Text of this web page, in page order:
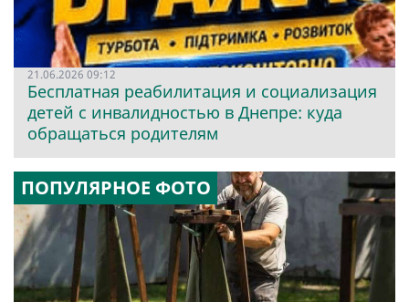
21.06.2026 09:12
Бесплатная реабилитация и социализация
детей с инвалидностью в Днепре: куда
обращаться родителям
ПОПУЛЯРНОЕ ФОТО